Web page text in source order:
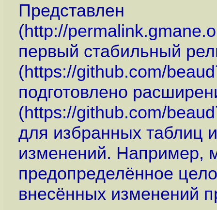
Представлен
(http://
первый стабильный
(https://github.com/
подготовлено
(https://github.com/
для избранных таблиц
изменений. Например,
предопределённое
внесённых изменений